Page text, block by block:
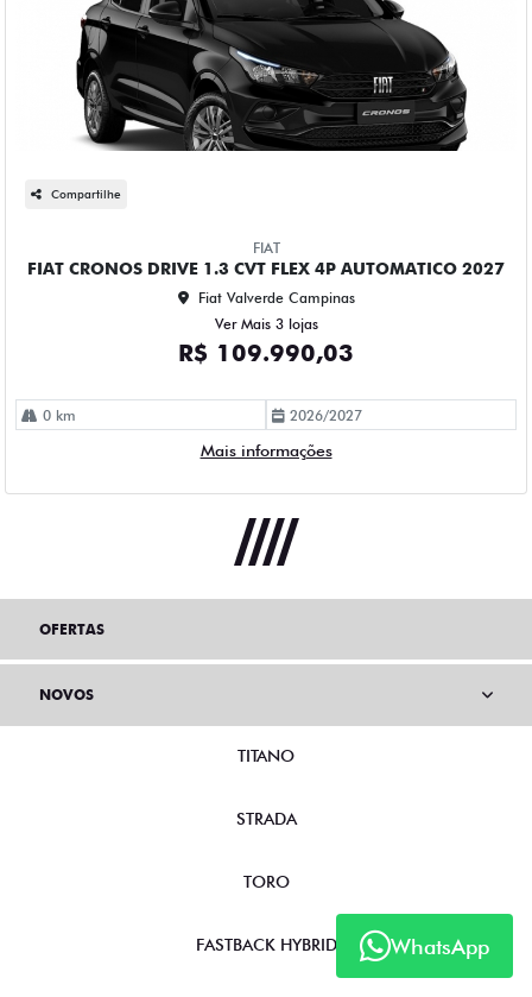
Compartilhe
FIAT
FIAT CRONOS DRIVE 1.3 CVT FLEX 4P AUTOMATICO 2027
Fiat Valverde Campinas
Ver Mais 3 lojas
R$ 109.990,03
0 km 2026/2027
Mais informações
WhatsApp
OFERTAS
NOVOS
TITANO
STRADA
TORO
FASTBACK HYBRID